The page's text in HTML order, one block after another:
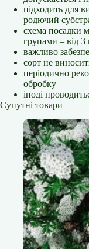
підходить для
родючий
схема посадки
групами – від 3
важливо
сорт не
періодично
обробку
іноді
Супутні товари